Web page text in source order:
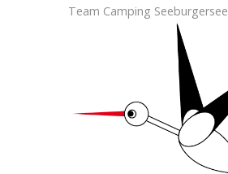
Team Camping Seeburgersee